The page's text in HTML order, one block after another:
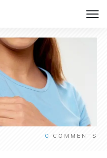
0 COMMENTS